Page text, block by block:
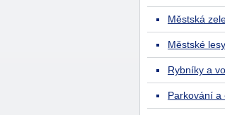
Městská
Městské lesy
Rybníky a
Parkování a